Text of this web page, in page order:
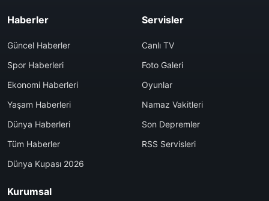
Haberler
Güncel Haberler
Spor Haberleri
Ekonomi Haberleri
Yaşam Haberleri
Dünya Haberleri
Tüm Haberler
Dünya Kupası 2026
Servisler
Canlı TV
Foto Galeri
Oyunlar
Namaz Vakitleri
Son Depremler
RSS Servisleri
Kurumsal